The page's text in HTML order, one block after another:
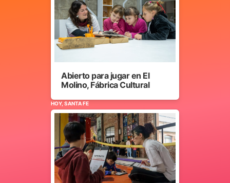
Abierto para jugar en El
Molino, Fábrica Cultural
HOY, SANTA FE